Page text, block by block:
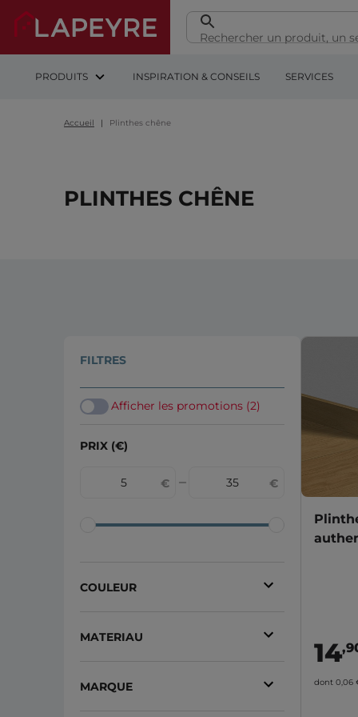
PRODUITS INSPIRATION & CONSEILS SERVICES
Accueil Plinthes chêne
PLINTHES CHÊNE
FILTRES
Afficher les promotions (2)
PRIX (€)
COULEUR
Bleu cobalt
MATERIAU
Pvc
MARQUE
14
dont 0,06